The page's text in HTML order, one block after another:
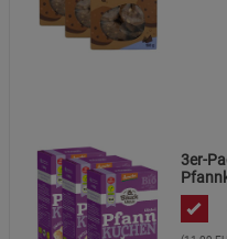
3er-
Statistik Cookies
Beschreibung Statistik Cookies
Marketing
Beschreibung Marketing
Cookie-